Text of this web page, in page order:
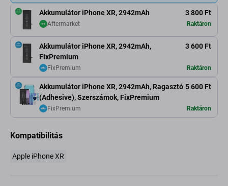
Akkumulátor iPhone XR, 2942mAh 3 800 Ft
Aftermarket Raktáron
Akkumulátor iPhone XR, 2942mAh,
FixPremium
3 600 Ft
FixPremium Raktáron
Akkumulátor iPhone XR, 2942mAh, Ragasztó
(Adhesive), Szerszámok, FixPremium
5 600 Ft
FixPremium Raktáron
Kompatibilitás
Apple iPhone XR